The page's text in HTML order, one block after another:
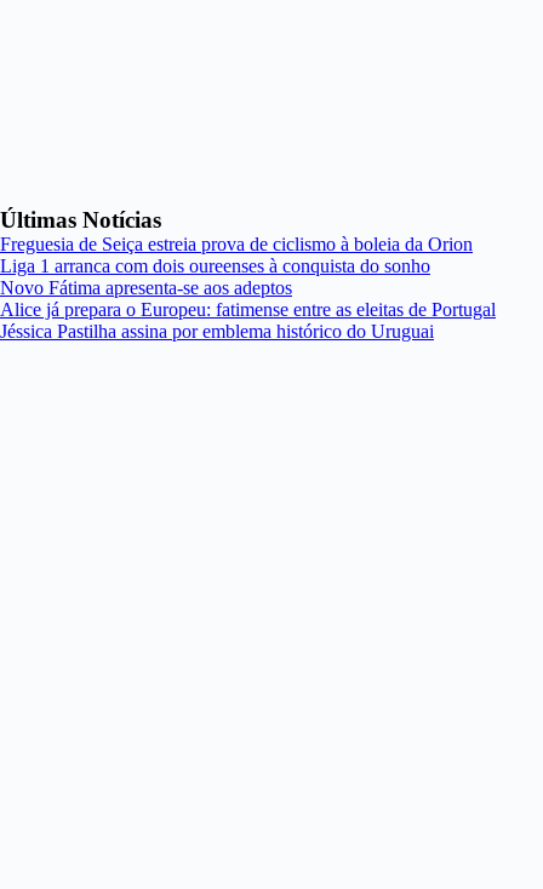
Últimas Notícias
Freguesia de Seiça estreia prova de ciclismo à boleia da Orion
Liga 1 arranca com dois oureenses à conquista do sonho
Novo Fátima apresenta-se aos adeptos
Alice já prepara o Europeu: fatimense entre as eleitas de Portugal
Jéssica Pastilha assina por emblema histórico do Uruguai